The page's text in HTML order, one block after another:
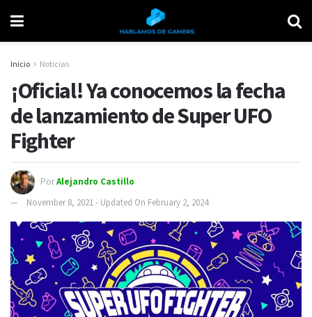
Inicio Noticias
¡Oficial! Ya conocemos la fecha
de lanzamiento de Super UFO
Fighter
PorAlejandro Castillo
November 8, 2021 - Updated On February 2, 2024